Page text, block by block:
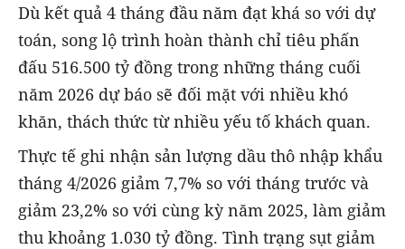
Dù kết quả 4 tháng đầu năm đạt khá so với dự
toán, song lộ trình hoàn thành chỉ tiêu phấn
đấu 516.500 tỷ đồng trong những tháng cuối
năm 2026 dự báo sẽ đối mặt với nhiều khó
khăn, thách thức từ nhiều yếu tố khách quan.
Thực tế ghi nhận sản lượng dầu thô nhập khẩu
tháng 4/2026 giảm 7,7% so với tháng trước và
giảm 23,2% so với cùng kỳ năm 2025, làm giảm
thu khoảng 1.030 tỷ đồng. Tình trạng sụt giảm